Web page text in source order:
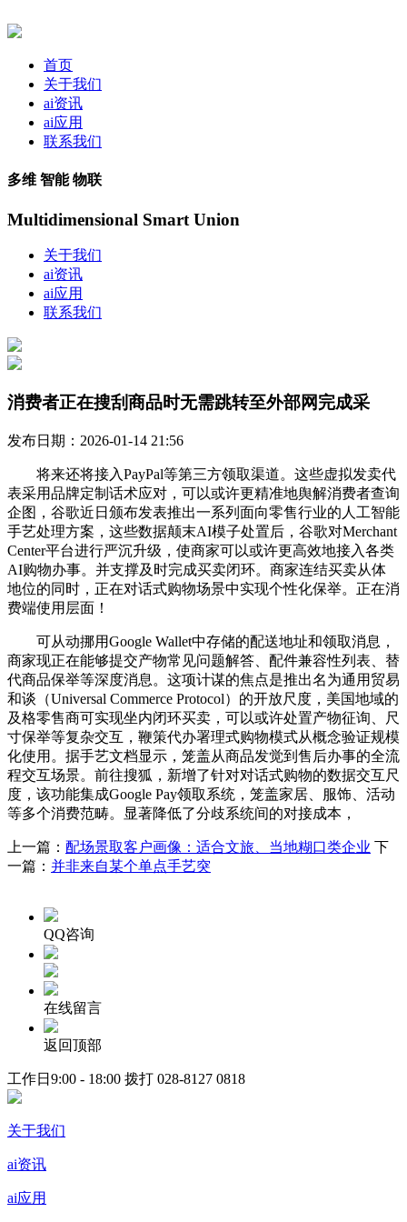
首页
关于我们
ai资讯
ai应用
联系我们
多维 智能 物联
Multidimensional Smart Union
关于我们
ai资讯
ai应用
联系我们
消费者正在搜刮商品时无需跳转至外部网完成采
发布日期：2026-01-14 21:56
将来还将接入PayPal等第三方领取渠道。这些虚拟发卖代
表采用品牌定制话术应对，可以或许更精准地舆解消费者查询
企图，谷歌近日颁布发表推出一系列面向零售行业的人工智能
手艺处理方案，这些数据颠末AI模子处置后，谷歌对Merchant
Center平台进行严沉升级，使商家可以或许更高效地接入各类
AI购物办事。并支撑及时完成买卖闭环。商家连结买卖从体
地位的同时，正在对话式购物场景中实现个性化保举。正在消
费端使用层面！
可从动挪用Google Wallet中存储的配送地址和领取消息，
商家现正在能够提交产物常见问题解答、配件兼容性列表、替
代商品保举等深度消息。这项计谋的焦点是推出名为通用贸易
和谈（Universal Commerce Protocol）的开放尺度，美国地域的
及格零售商可实现坐内闭环买卖，可以或许处置产物征询、尺
寸保举等复杂交互，鞭策代办署理式购物模式从概念验证规模
化使用。据手艺文档显示，笼盖从商品发觉到售后办事的全流
程交互场景。前往搜狐，新增了针对对话式购物的数据交互尺
度，该功能集成Google Pay领取系统，笼盖家居、服饰、活动
等多个消费范畴。显著降低了分歧系统间的对接成本，
上一篇： 配场景取客户画像：适合文旅、当地糊口类企业 下
一篇： 并非来自某个单点手艺突
QQ咨询
在线留言
返回顶部
工作日9:00 - 18:00 拨打 028-8127 0818
关于我们
ai资讯
ai应用